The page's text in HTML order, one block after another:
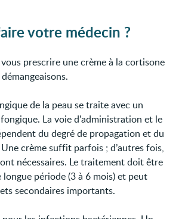
votre médecin ?
prescrire une crème à la cortisone
de la peau se traite avec un
La voie d'administration et le
du degré de propagation et du
crème suffit parfois ; d’autres fois,
nécessaires. Le traitement doit être
période (3 à 6 mois) et peut
secondaires importants.